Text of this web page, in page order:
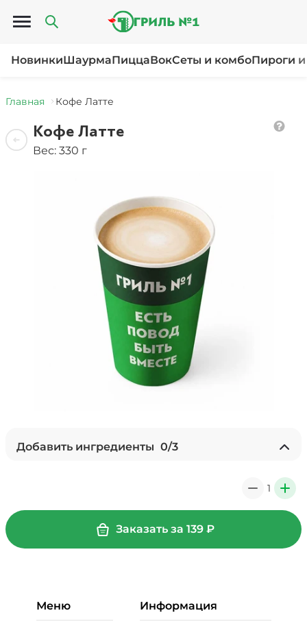
Открыть меню
НовинкиШаурмаПиццаВокСеты и комбоПироги
Главная Кофе Латте
Кофе Латте
Вес: 330 г
Добавить ингредиенты 0/3
0 ₽
0 ₽
1 +
Заказать за 139₽
Меню Информация